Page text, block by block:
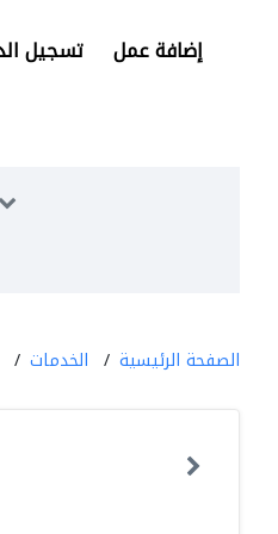
تسجيل إضافة عمل
الصفحة الرئيسية الخدمات